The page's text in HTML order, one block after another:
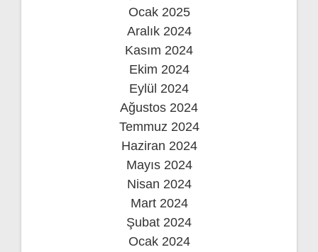
Ocak 2025
Aralık 2024
Kasım 2024
Ekim 2024
Eylül 2024
Ağustos 2024
Temmuz 2024
Haziran 2024
Mayıs 2024
Nisan 2024
Mart 2024
Şubat 2024
Ocak 2024